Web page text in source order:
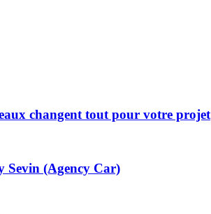
changent tout pour votre projet
Sevin (Agency Car)